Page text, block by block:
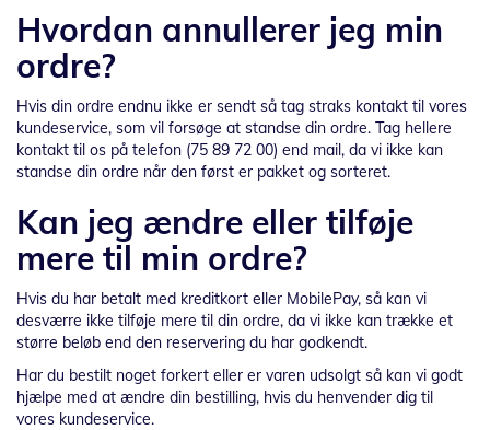
Hvordan annullerer jeg min
ordre?
Hvis din ordre endnu ikke er sendt så tag straks kontakt til vores
kundeservice, som vil forsøge at standse din ordre. Tag hellere
kontakt til os på telefon (75 89 72 00) end mail, da vi ikke kan
standse din ordre når den først er pakket og sorteret.
Kan jeg ændre eller tilføje
mere til min ordre?
Hvis du har betalt med kreditkort eller MobilePay, så kan vi
desværre ikke tilføje mere til din ordre, da vi ikke kan trække et
større beløb end den reservering du har godkendt.
Har du bestilt noget forkert eller er varen udsolgt så kan vi godt
hjælpe med at ændre din bestilling, hvis du henvender dig til
vores kundeservice.